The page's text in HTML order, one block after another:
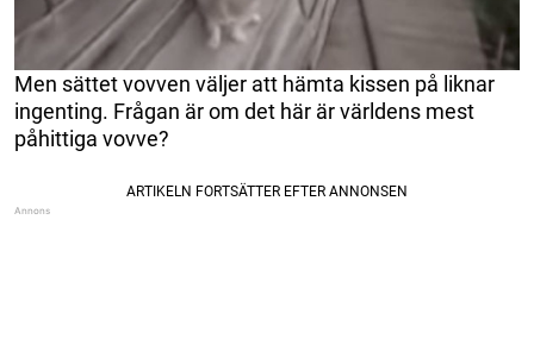
Men sättet vovven väljer att hämta kissen på liknar
ingenting. Frågan är om det här är världens mest
påhittiga vovve?